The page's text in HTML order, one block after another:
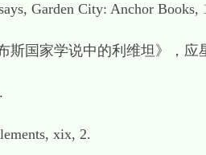
Garden City: Anchor Books,
国家学说中的利维坦》，应
xix, 2.